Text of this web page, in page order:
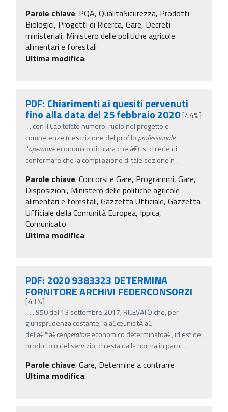
Parole chiave: PQA, QualitaSicurezza, Prodotti
Biologici, Progetti di Ricerca, Gare, Decreti
ministeriali, Ministero delle politiche agricole
alimentari e forestali
Ultima modifica:
PDF: Chiarimenti ai quesiti pervenuti
fino alla data del 25 febbraio 2020[44%]
… con il Capitolato numero, ruolo nel progetto e
competenze (descrizione del profilo professionale,
l'operatoreeconomico dichiara che:â€): si chiede di
confermare che la compilazione di tale sezione n …
Parole chiave: Concorsi e Gare, Programmi, Gare,
Disposizioni, Ministero delle politiche agricole
alimentari e forestali, Gazzetta Ufficiale, Gazzetta
Ufficiale della Comunità Europea, Ippica,
Comunicato
Ultima modifica:
PDF: 2020 9383323 DETERMINA
FORNITORE ARCHIVI FEDERCONSORZI
[41%]
… . 950 del 13 settembre 2017; RILEVATO che, per
giurisprudenza costante, la â€œunicitÃ â€
dellâ€™â€œoperatoreeconomico determinatoâ€, id est del
prodotto o del servizio, chiesta dalla norma in parol …
Parole chiave: Gare, Determine a contrarre
Ultima modifica: